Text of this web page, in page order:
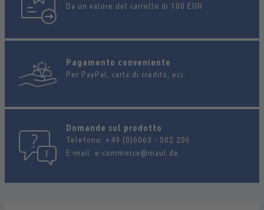
Da un valore del carrello di 100 EUR
Pagamento conveniente
Per PayPal, carta di credito, ecc.
Domande sul prodotto
Telefono: +49 (0)6063 - 502 206
E-mail: e-commerce@maul.de